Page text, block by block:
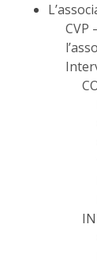
CVP